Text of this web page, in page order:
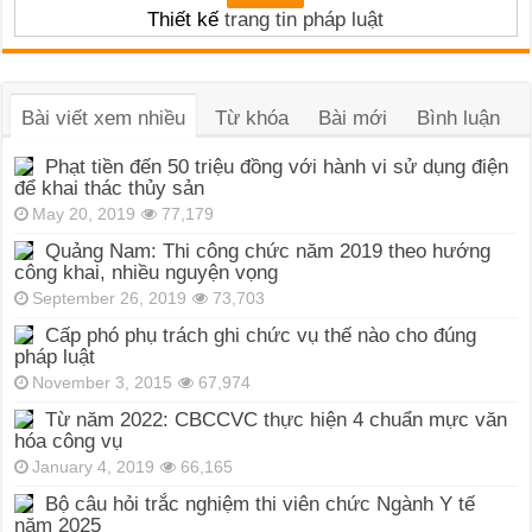
Thiết kếtrang tin pháp luật
Bài viết xem nhiều Từ khóa Bài mới Bình luận
Phạt tiền đến 50 triệu đồng với hành vi sử dụng điện
để khai thác thủy sản
May 20, 2019 77,179
Quảng Nam: Thi công chức năm 2019 theo hướng
công khai, nhiều nguyện vọng
September 26, 2019 73,703
Cấp phó phụ trách ghi chức vụ thế nào cho đúng
pháp luật
November 3, 2015 67,974
Từ năm 2022: CBCCVC thực hiện 4 chuẩn mực văn
hóa công vụ
January 4, 2019 66,165
Bộ câu hỏi trắc nghiệm thi viên chức Ngành Y tế
năm 2025